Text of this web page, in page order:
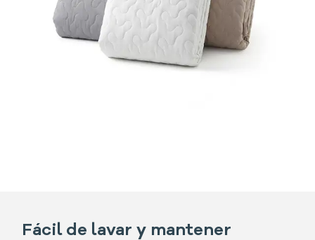
Fácil de lavar y mantener